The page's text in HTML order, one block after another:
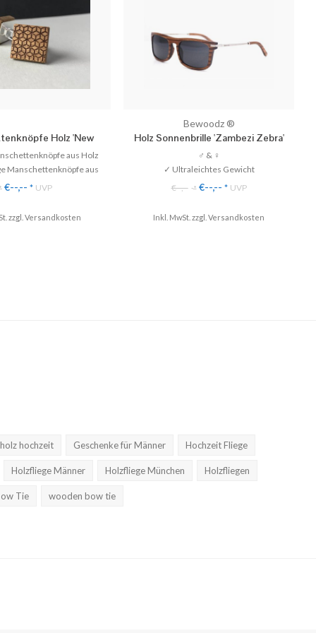
Holz 'New
Geometry'
aus Holz
Manschettenknöpfe aus
Echtholz.
Versand (DE)
€--,-- * UVP
zzgl. Versandkosten
Bewoodz ®
Holz Sonnenbrille 'Zambezi Zebra'
♂ & ♀
✓ Ultraleichtes Gewicht
✓ 100% UV-Schutz
✓ Perfekter Tragekomfort
€--,-- * €--,-- * UVP
Inkl. MwSt. zzgl. Versandkosten
hochzeit Geschenke für Männer Hochzeit Fliege
Holzfliege Männer Holzfliege München Holzfliegen
Tie wooden bow tie